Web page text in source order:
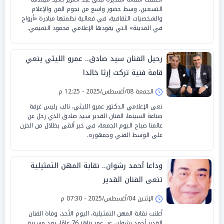
التسعين، وسط حضور واسع من نجوم الفن والإعلام
والشخصيات الثقافية، في فعالية نظمتها مبادرة «أرواح
في المدينة» التي يقودها الإعلامي محمود التميمي.
رحيل الفنان سيد صادق.. عمرو الليثي ينعي
قامة فنية تركت إرثا خالدا
الجمعة 08/أغسطس/2025 - 12:25 م
نعى الإعلامي الدكتور عمرو الليثي، نائب رئيس غرفة
صناعة السينما، الفنان القدير سيد صادق الذي رحل عن
عالمنا صباح اليوم الجمعة، في خبر ألقى بظلال من الحزن
على الوسط الفني وجمهوره.
وداعا أحمد رشوان.. نقابة المهن التمثيلية
تنعى الفنان القدير
الإثنين 04/أغسطس/2025 - 07:30 م
أعلنت نقابة المهن التمثيلية، اليوم الأحد، وفاة الفنان